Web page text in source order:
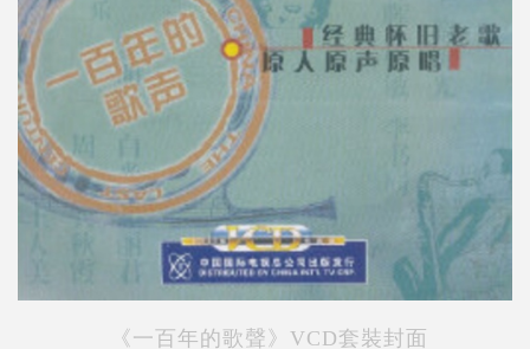
《一百年的歌聲》VCD套裝封面